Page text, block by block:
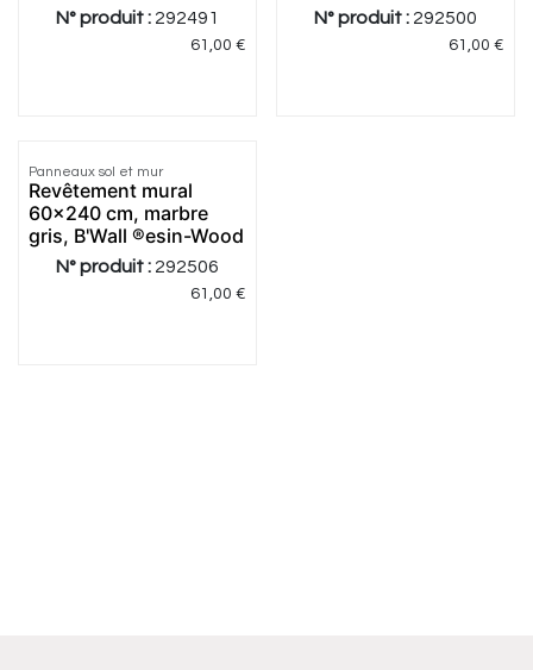
N° produit : 292491
61,00 €
N° produit : 292500
61,00 €
Panneaux sol et mur
Revêtement mural
60x240 cm, marbre
gris, B'Wall ®esin-Wood
N° produit : 292506
61,00 €